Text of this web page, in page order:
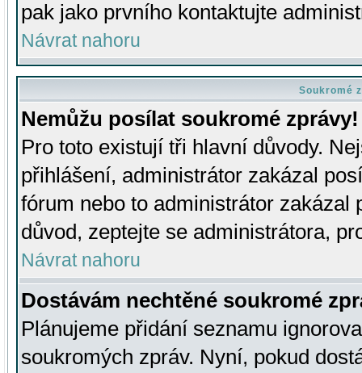
pak jako prvního kontaktujte
Návrat nahoru
Soukromé
Nemůžu posílat soukromé zprávy!
Pro toto existují tři hlavní důvody.
přihlášení, administrátor zakázal
fórum nebo to administrátor zakázal
důvod, zeptejte se administrátora,
Návrat nahoru
Dostávám nechtěné soukromé
Plánujeme přidání seznamu
soukromých zpráv. Nyní, pokud